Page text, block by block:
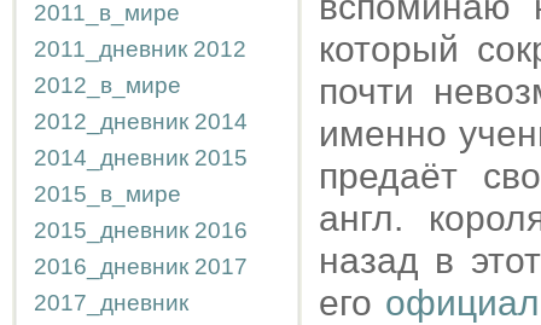
2011_в_мире
2011_дневник 2012
2012_в_мире
2012_дневник 2014
2014_дневник 2015
2015_в_мире
2015_дневник 2016
2016_дневник 2017
2017_дневник
который
почти
именно
предаёт
англ.
назад в
его